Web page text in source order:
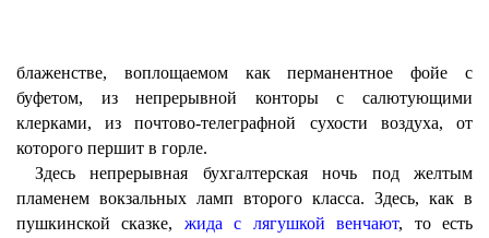
блаженстве, воплощаемом как перманентное фойе с
буфетом, из непрерывной конторы с салютующими
клерками, из почтово-телеграфной сухости воздуха, от
которого першит в горле.
Здесь непрерывная бухгалтерская ночь под желтым
пламенем вокзальных ламп второго класса. Здесь, как в
пушкинской сказке, жида с лягушкой венчают, то есть